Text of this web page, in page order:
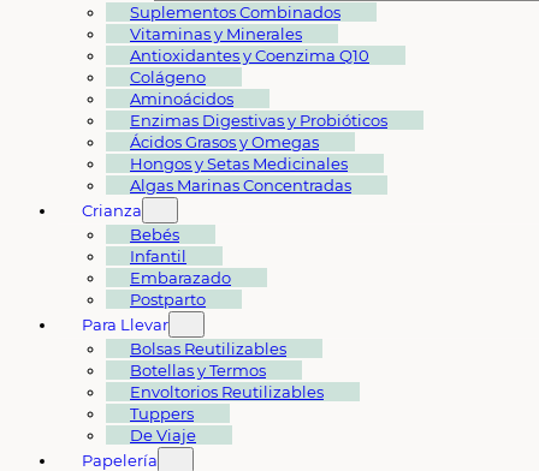
Suplementos Combinados
Vitaminas y Minerales
Antioxidantes y Coenzima Q10
Colágeno
Aminoácidos
Enzimas Digestivas y Probióticos
Ácidos Grasos y Omegas
Hongos y Setas Medicinales
Algas Marinas Concentradas
Crianza
Bebés
Infantil
Embarazado
Postparto
Para Llevar
Bolsas Reutilizables
Botellas y Termos
Envoltorios Reutilizables
Tuppers
De Viaje
Papelería